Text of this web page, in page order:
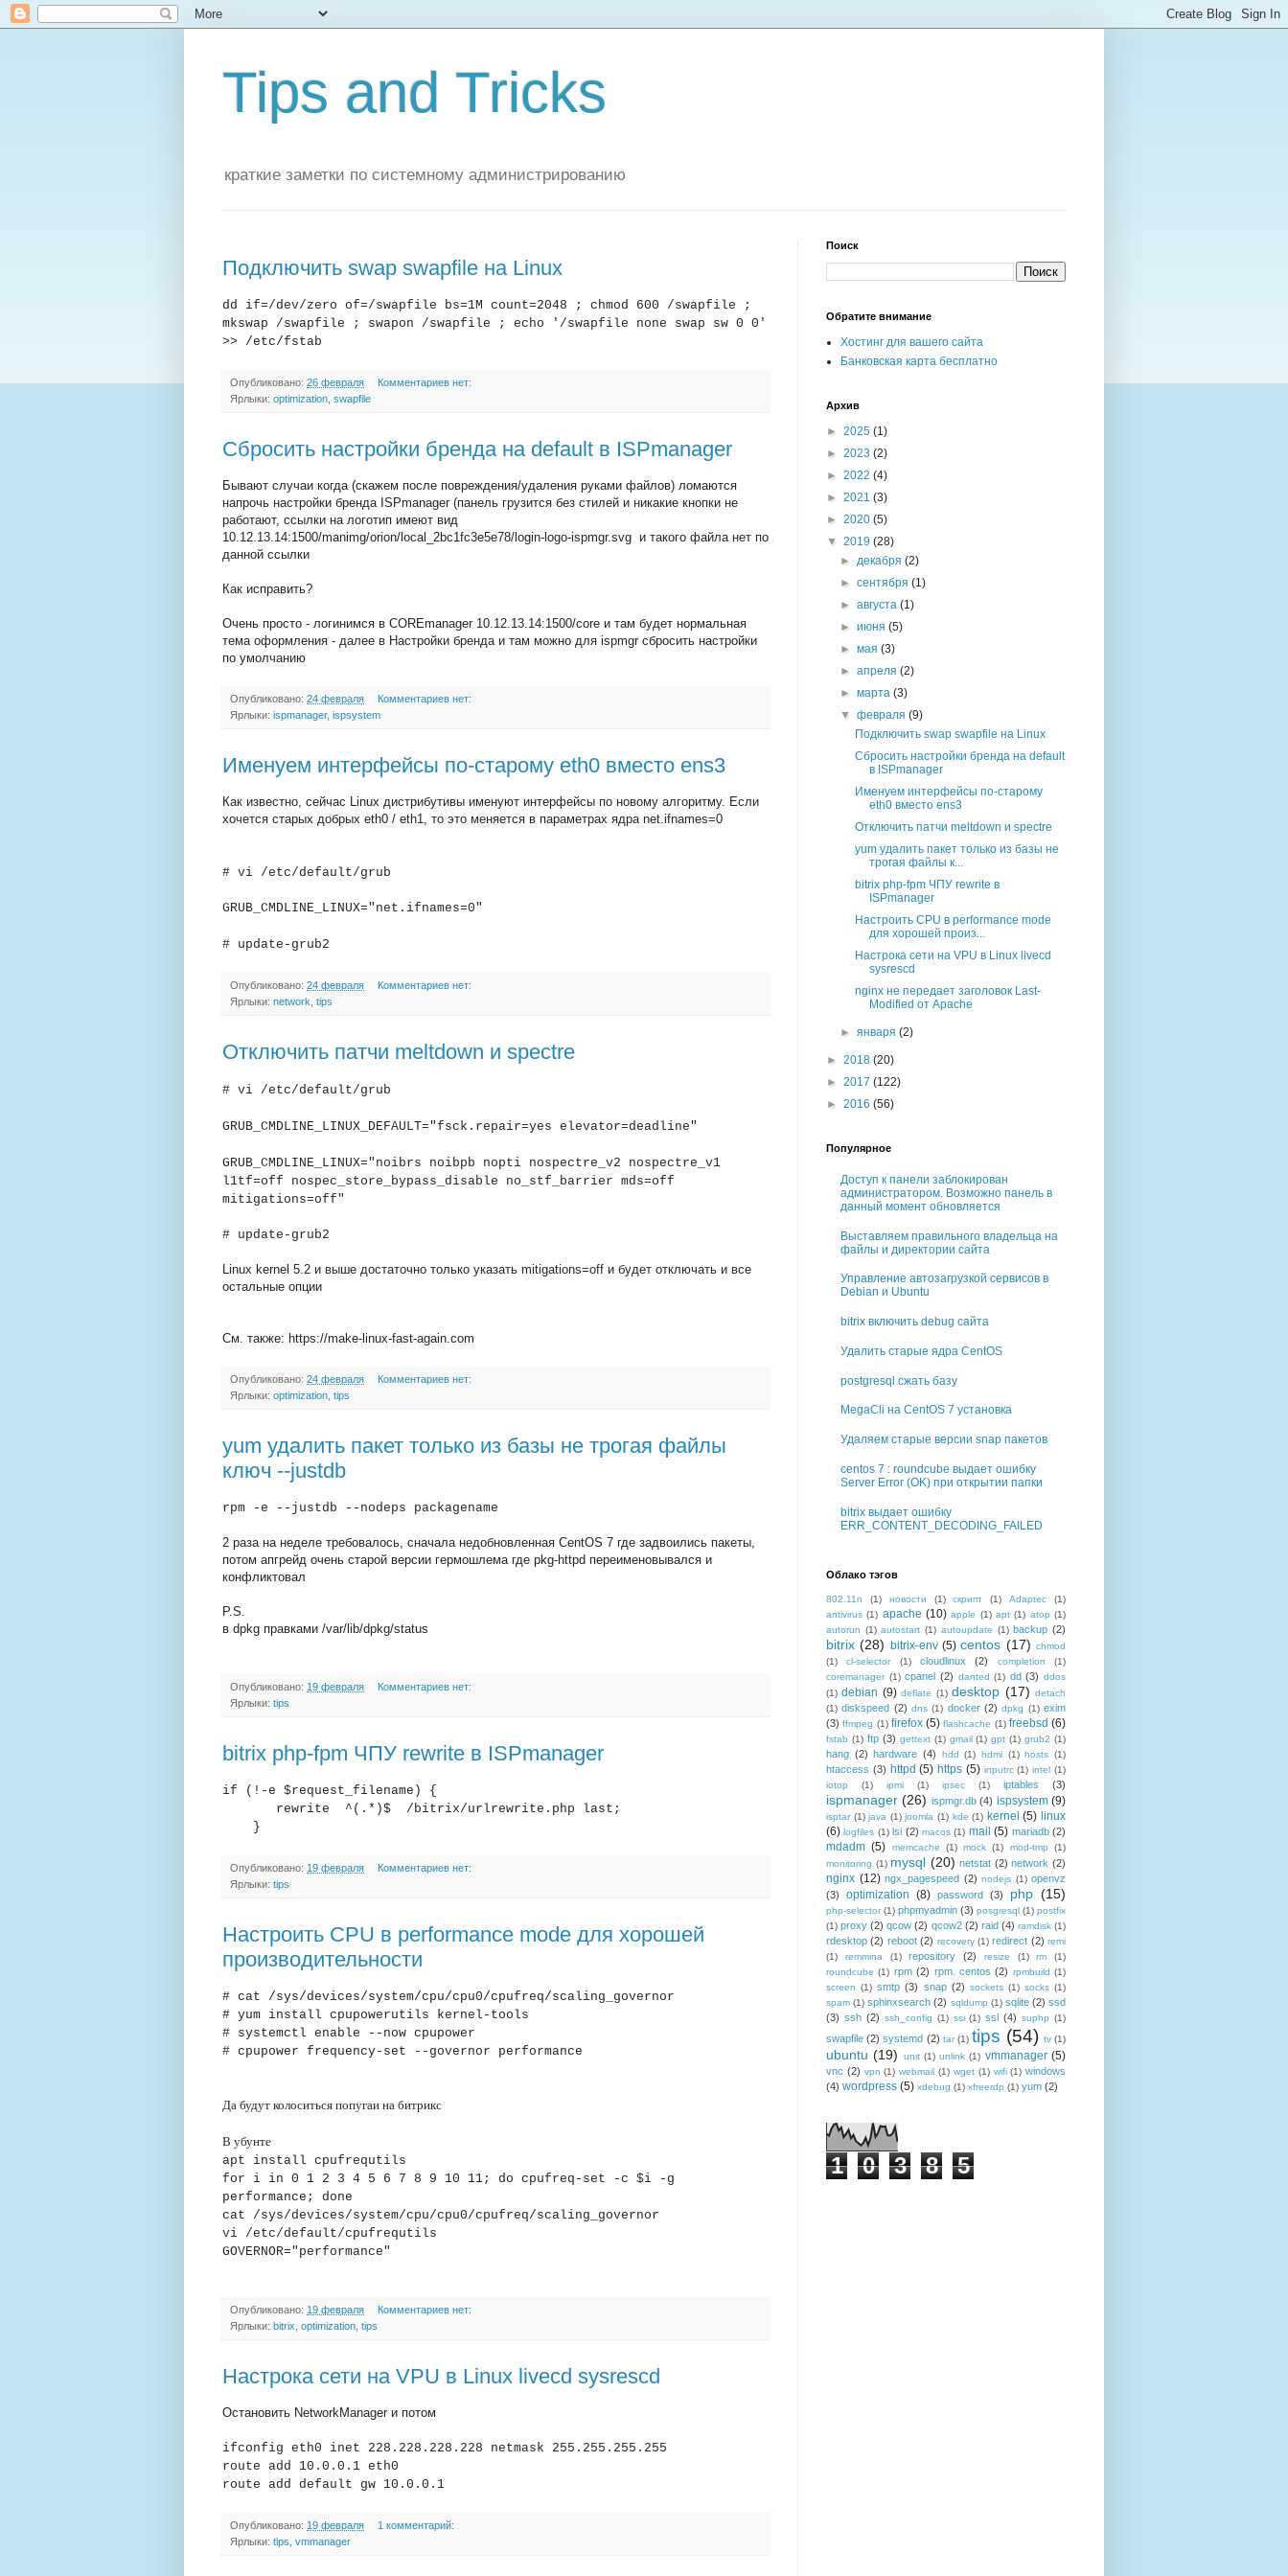
Tips and Tricks
краткие заметки по системному администрированию
Подключить swap swapfile на Linux
dd if=/dev/zero of=/swapfile bs=1M count=2048 ; chmod 600 /swapfile ;
mkswap /swapfile ; swapon /swapfile ; echo '/swapfile none swap sw 0 0'
>> /etc/fstab
Опубликовано: 26 февраля
Комментариев нет:
Ярлыки: optimization swapfile
Сбросить настройки бренда на default в ISPmanager
Бывают случаи когда (скажем после повреждения/удаления руками файлов) ломаются
напрочь настройки бренда ISPmanager (панель грузится без стилей и никакие кнопки не
работают, ссылки на логотип имеют вид
10.12.13.14:1500/manimg/orion/local_2bc1fc3e5e78/login-logo-ispmgr.svg и такого файла нет по
данной ссылки
Как исправить?
Очень просто - логинимся в COREmanager 10.12.13.14:1500/core и там будет нормальная
тема оформления - далее в Настройки бренда и там можно для ispmgr сбросить настройки
по умолчанию
Опубликовано: 24 февраля
Комментариев нет:
Ярлыки: ispmanager, ispsystem
Именуем интерфейсы по-старому eth0 вместо ens3
Как известно, сейчас Linux дистрибутивы именуют интерфейсы по новому алгоритму. Если
хочется старых добрых eth0 / eth1, то это меняется в параметрах ядра net.ifnames=0
# vi /etc/default/grub
GRUB_CMDLINE_LINUX="net.ifnames=0"
# update-grub2
Опубликовано: 24 февраля
Комментариев нет:
Ярлыки: network, tips
Отключить патчи meltdown и spectre
# vi /etc/default/grub
GRUB_CMDLINE_LINUX_DEFAULT="fsck.repair=yes elevator=deadline"
GRUB_CMDLINE_LINUX="noibrs noibpb nopti nospectre_v2 nospectre_v1
l1tf=off nospec_store_bypass_disable no_stf_barrier mds=off
mitigations=off"
# update-grub2
Linux kernel 5.2 и выше достаточно только указать mitigations=off и будет отключать и все
остальные опции
См. также: https://make-linux-fast-again.com
Опубликовано: 24 февраля
Комментариев нет:
Ярлыки: optimization tips
yum удалить пакет только из базы не трогая файлы
ключ --justdb
rpm -e --justdb --nodeps packagename
2 раза на неделе требовалось, сначала недобновленная CentOS 7 где задвоились пакеты,
потом апгрейд очень старой версии гермошлема где pkg-httpd переименовывался и
конфликтовал
P.S.
в dpkg правками /var/lib/dpkg/status
Опубликовано: 19 февраля
Комментариев нет:
Ярлыки: tips
bitrix php-fpm ЧПУ rewrite в ISPmanager
if (!-e $request_filename) {
rewrite ^(.*)$ /bitrix/urlrewrite.php last;
}
Опубликовано: 19 февраля
Комментариев нет:
Ярлыки: tips
Настроить CPU в performance mode для хорошей
производительности
# cat /sys/devices/system/cpu/cpu0/cpufreq/scaling_governor
# yum install cpupowerutils kernel-tools
# systemctl enable --now cpupower
# cpupower frequency-set --governor performance
Да будут колоситься попугаи на битрикс
В убунте
apt install cpufrequtils
for i in 0 1 2 3 4 5 6 7 8 9 10 11; do cpufreq-set -c $i -g
performance; done
cat /sys/devices/system/cpu/cpu0/cpufreq/scaling_governor
vi /etc/default/cpufrequtils
GOVERNOR="performance"
Опубликовано: 19 февраля
Комментариев нет:
Ярлыки: bitrix optimization tips
Настрока сети на VPU в Linux livecd sysrescd
Остановить NetworkManager и потом
ifconfig eth0 inet 228.228.228.228 netmask 255.255.255.255
route add 10.0.0.1 eth0
route add default gw 10.0.0.1
Опубликовано: 19 февраля
1 комментарий:
Ярлыки: tips vmmanager
Поиск
Обратите внимание
Хостинг для вашего сайта
Банковская карта бесплатно
Архив
► 2025 (1)
► 2023 (2)
► 2022 (4)
► 2021 (3)
► 2020 (5)
▼ 2019 (28)
►декабря(2)
►сентября(1)
►августа(1)
►июня(5)
►мая(3)
►апреля(2)
►марта(3)
▼февраля(9)
Подключить swap swapfile на Linux
Сбросить настройки бренда на default
в ISPmanager
Именуем интерфейсы по-старому
eth0 вместо ens3
Отключить патчи meltdown и spectre
yum удалить пакет только из базы не
трогая файлы к...
bitrix php-fpm ЧПУ rewrite в
ISPmanager
Настроить CPU в performance mode
для хорошей произ...
Настрока сети на VPU в Linux livecd
sysrescd
nginx не передает заголовок Last-
Modified от Apache
►января(2)
► 2018 (20)
► 2017 (122)
► 2016 (56)
Популярное
Доступ к панели заблокирован
администратором. Возможно панель в
данный момент обновляется
Выставляем правильного владельца на
файлы и директории сайта
Управление автозагрузкой сервисов в
Debian и Ubuntu
bitrix включить debug сайта
Удалить старые ядра CentOS
postgresql сжать базу
MegaCli на CentOS 7 установка
Удаляем старые версии snap пакетов
centos 7 : roundcube выдает ошибку
Server Error (OK) при открытии папки
bitrix выдает ошибку
ERR_CONTENT_DECODING_FAILED
Облако тэгов
802.11n (1) новости (1) скрипт (1) Adaptec
(1)
antivirus (1) apache (10) apple (1) apt (1) atop (1)
autorun (1) autostart (1) autoupdate (1) backup (2)
bitrix (28) bitrix-env (5) centos (17) chmod
(1)
cl-selector (1) cloudlinux (2) completion
(1)
coremanager (1) cpanel (2) danted (1) dd (3) ddos
(1) debian (9) deflate (1) desktop (17) detach
(1) diskspeed (2) dns (1) docker (2) dpkg (1) exim
(3) ffmpeg (1) firefox (5) flashcache (1) freebsd (6)
fstab (1) ftp (3) gettext (1) gmail (1) gpt (1) grub2 (1)
hang (2) hardware (4) hdd (1) hdmi (1) hosts (1)
htaccess (3) httpd (5) https (5) inputrc (1) intel (1)
iotop
(1) ipmi (1) ipsec (1) iptables (3)
ispmanager (26) ispmgr.db (4) ispsystem (9)
isptar (1) java (1) joomla (1) kde (1) kernel (5) linux
(6) logfiles (1) lsi (2) macos (1) mail (5) mariadb (2)
mdadm (5) memcache (1) mock (1) mod-tmp
(1)
monitoring (1) mysql (20) netstat (2) network (2)
nginx (12) ngx_pagespeed (2) nodejs (1) openvz
(3)
optimization (8) password (3) php (15)
php-selector (1) phpmyadmin (3) posgresql (1) postfix
(1) proxy (2) qcow (2) qcow2 (2) raid (4) ramdisk (1)
rdesktop (2) reboot (2) recovery (1) redirect (2) remi
(1)
remmina (1) repository (2) resize (1) rm
(1)
roundcube (1) rpm (2) rpm. centos (2) rpmbuild (1)
screen (1) smtp (3) snap (2) sockets (1) socks (1)
spam (1) sphinxsearch (2) sqldump (1) sqlite (2) ssd
(3) ssh (2) ssh_config (1) ssi (1) ssl (4) suphp (1)
swapfile (2) systemd (2) tar (1) tips (54) tv (1)
ubuntu (19) unit (1) unlink (1) vmmanager (5)
vnc (2) vpn (1) webmail (1) wget (1) wifi (1) windows
(4) wordpress (5) xdebug (1) xfreerdp (1) yum (2)
1 0 3 8 5